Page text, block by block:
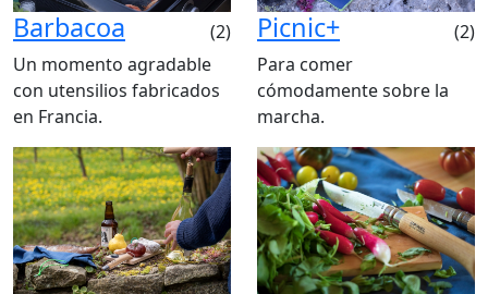
Barbacoa
(2)
Un momento agradable
con utensilios fabricados
en Francia.
Picnic+
(2)
Para comer
cómodamente sobre la
marcha.